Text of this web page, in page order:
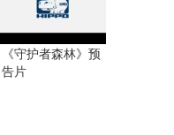
《守护者森林》预
告片